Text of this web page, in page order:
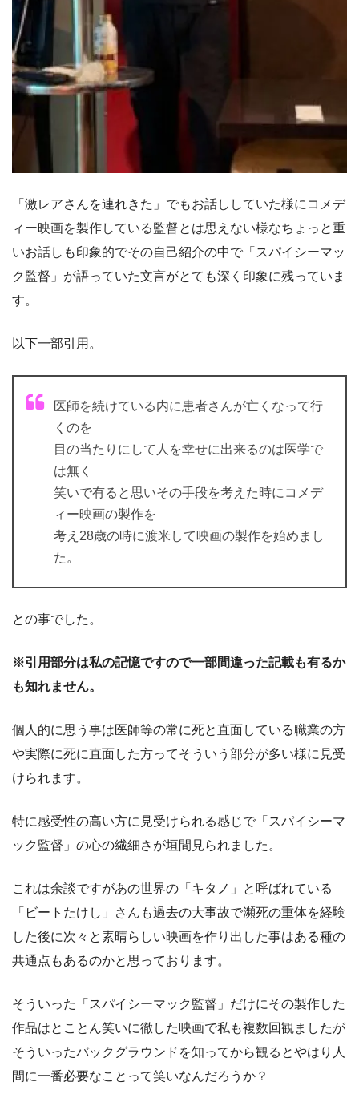
「激レアさんを連れきた」でもお話ししていた様にコメデ
ィー映画を製作している監督とは思えない様なちょっと重
いお話しも印象的でその自己紹介の中で「スパイシーマッ
ク監督」が語っていた文言がとても深く印象に残っていま
す。
以下一部引用。
医師を続けている内に患者さんが亡くなって行
くのを
目の当たりにして人を幸せに出来るのは医学で
は無く
笑いで有ると思いその手段を考えた時にコメデ
ィー映画の製作を
考え28歳の時に渡米して映画の製作を始めまし
た。
との事でした。
※引用部分は私の記憶ですので一部間違った記載も有るか
も知れません。
個人的に思う事は医師等の常に死と直面している職業の方
や実際に死に直面した方ってそういう部分が多い様に見受
けられます。
特に感受性の高い方に見受けられる感じで「スパイシーマ
ック監督」の心の繊細さが垣間見られました。
これは余談ですがあの世界の「キタノ」と呼ばれている
「ビートたけし」さんも過去の大事故で瀕死の重体を経験
した後に次々と素晴らしい映画を作り出した事はある種の
共通点もあるのかと思っております。
そういった「スパイシーマック監督」だけにその製作した
作品はとことん笑いに徹した映画で私も複数回観ましたが
そういったバックグラウンドを知ってから観るとやはり人
間に一番必要なことって笑いなんだろうか？